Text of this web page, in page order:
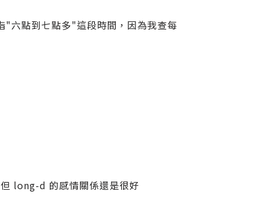
六點到七點多"這段時間，因為我查每
long-d 的感情關係還是很好